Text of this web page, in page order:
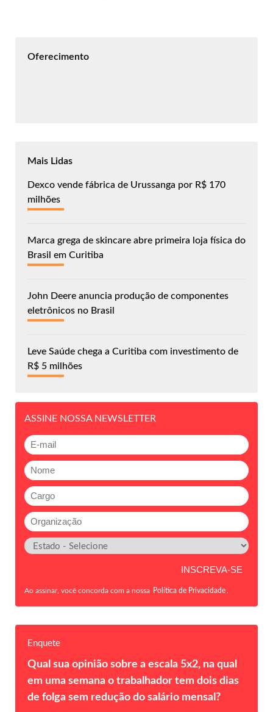
Oferecimento
Mais Lidas
Dexco vende fábrica de Urussanga por R$ 170
milhões
Marca grega de skincare abre primeira loja física do
Brasil em Curitiba
John Deere anuncia produção de componentes
eletrônicos no Brasil
Leve Saúde chega a Curitiba com investimento de
R$ 5 milhões
ASSINE NOSSA NEWSLETTER
Ao assinar, você concorda com a nossa Política de Privacidade
Enquete
Qual sua opinião sobre a escala 5x2, na qual
em uma semana o trabalhador tem dois dias
de folga sem redução do salário mensal?